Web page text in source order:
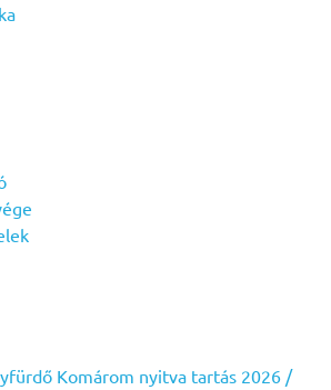
Komárom nyitva tartás 2026 /